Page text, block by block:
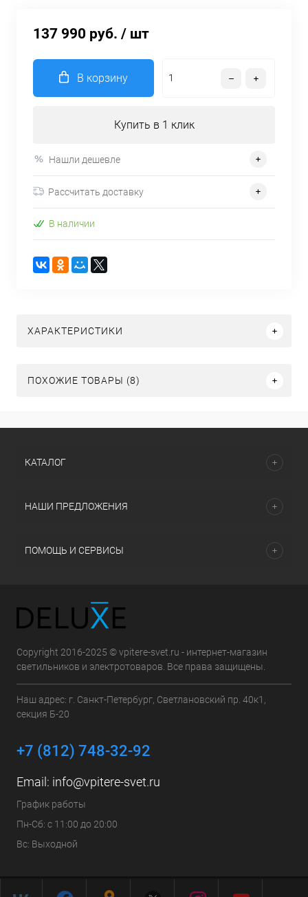
137 990 руб. / шт
В корзину
Купить в 1 клик
Нашли дешевле
Рассчитать доставку
В наличии
ХАРАКТЕРИСТИКИ
ПОХОЖИЕ ТОВАРЫ (8)
КАТАЛОГ
НАШИ ПРЕДЛОЖЕНИЯ
ПОМОЩЬ И СЕРВИСЫ
Copyright 2016-2025 © vpitere-svet.ru - интернет-магазин
светильников и электротоваров. Все права защищены.
Наш адрес: г. Санкт-Петербург, Светлановский пр. 40к1,
секция Б-20
+7 (812) 748-32-92
Email: info@vpitere-svet.ru
График работы
Пн-Сб: с 11:00 до 20:00
Вс: Выходной